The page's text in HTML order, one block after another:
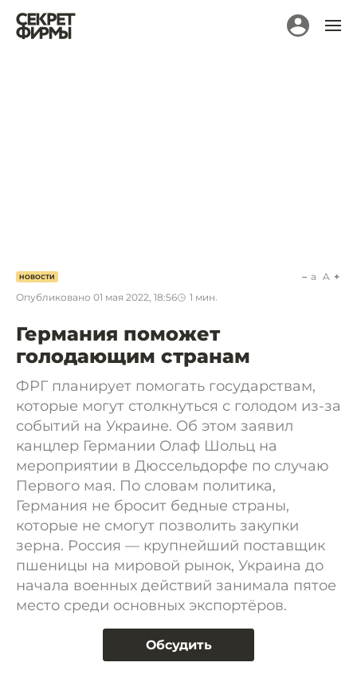
НОВОСТИ
Опубликовано 01 мая 2022, 18:56 1 мин.
a A
Германия поможет
голодающим странам
ФРГ планирует помогать государствам,
которые могут столкнуться с голодом из-за
событий на Украине. Об этом заявил
канцлер Германии Олаф Шольц на
мероприятии в Дюссельдорфе по случаю
Первого мая. По словам политика,
Германия не бросит бедные страны,
которые не смогут позволить закупки
зерна. Россия — крупнейший поставщик
пшеницы на мировой рынок, Украина до
начала военных действий занимала пятое
место среди основных экспортёров.
Обсудить